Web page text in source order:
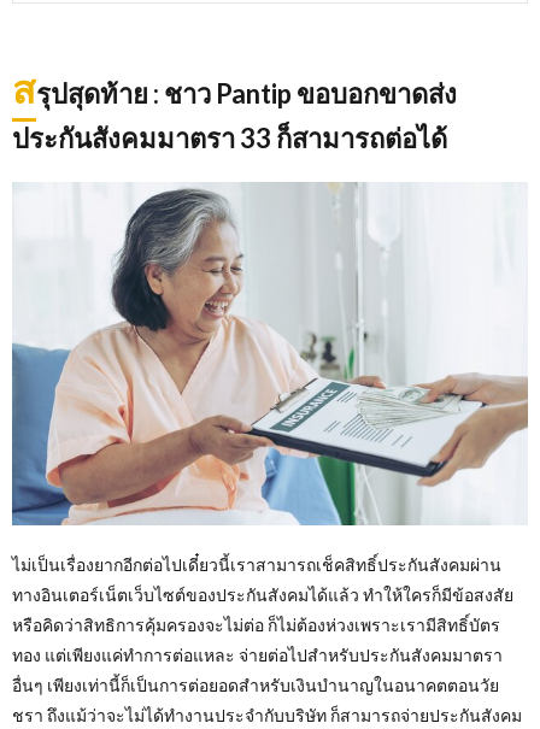
สรุปสุดท้าย : ชาว Pantip ขอบอกขาดส่ง
ประกันสังคมมาตรา 33 ก็สามารถต่อได้
ไม่เป็นเรื่องยากอีกต่อไปเดี๋ยวนี้เราสามารถเช็คสิทธิ์ประกันสังคมผ่าน
ทางอินเตอร์เน็ตเว็บไซต์ของประกันสังคมได้แล้ว ทำให้ใครก็มีข้อสงสัย
หรือคิดว่าสิทธิการคุ้มครองจะไม่ต่อ ก็ไม่ต้องห่วงเพราะเรามีสิทธิ์บัตร
ทอง แต่เพียงแค่ทำการต่อแหละ จ่ายต่อไปสำหรับประกันสังคมมาตรา
อื่นๆ เพียงเท่านี้ก็เป็นการต่อยอดสำหรับเงินบำนาญในอนาคตตอนวัย
ชรา ถึงแม้ว่าจะไม่ได้ทำงานประจำกับบริษัท ก็สามารถจ่ายประกันสังคม